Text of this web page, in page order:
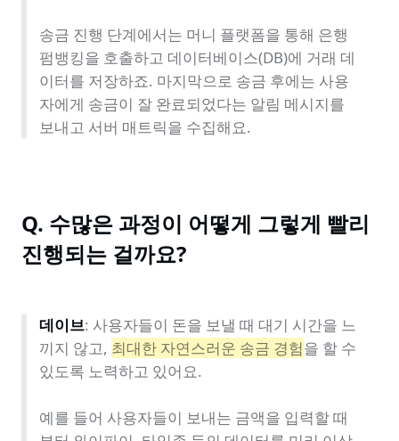
송금 진행 단계에서는 머니 플랫폼을 통해 은행
펌뱅킹을 호출하고 데이터베이스(DB)에 거래 데
이터를 저장하죠. 마지막으로 송금 후에는 사용
자에게 송금이 잘 완료되었다는 알림 메시지를
보내고 서버 매트릭을 수집해요.
Q. 수많은 과정이 어떻게 그렇게 빨리
진행되는 걸까요?
데이브: 사용자들이 돈을 보낼 때 대기 시간을 느
끼지 않고, 최대한 자연스러운 송금 경험을 할 수
있도록 노력하고 있어요.
예를 들어 사용자들이 보내는 금액을 입력할 때